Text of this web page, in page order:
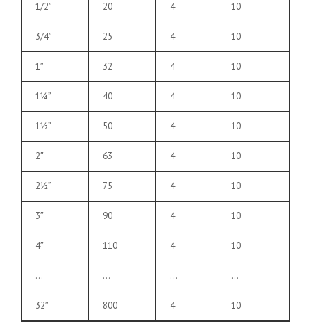
1/2″ 20 4 10
3/4″ 25 4 10
1″ 32 4 10
1¼” 40 4 10
1½” 50 4 10
2″ 63 4 10
2½” 75 4 10
3″ 90 4 10
4″ 110 4 10
… … … …
32″ 800 4 10